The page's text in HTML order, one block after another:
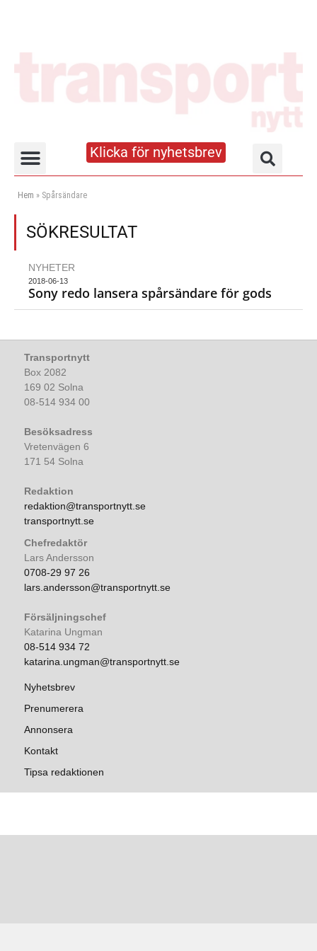
Klicka för nyhetsbrev
Hem » Spårsändare
SÖKRESULTAT
NYHETER
2018-06-13
Sony redo lansera spårsändare för gods
Transportnytt
Box 2082
169 02 Solna
08-514 934 00
Besöksadress
Vretenvägen 6
171 54 Solna
Redaktion
redaktion@transportnytt.se
transportnytt.se
Chefredaktör
Lars Andersson
0708-29 97 26
lars.andersson@transportnytt.se
Försäljningschef
Katarina Ungman
08-514 934 72
katarina.ungman@transportnytt.se
Nyhetsbrev
Prenumerera
Annonsera
Kontakt
Tipsa redaktionen